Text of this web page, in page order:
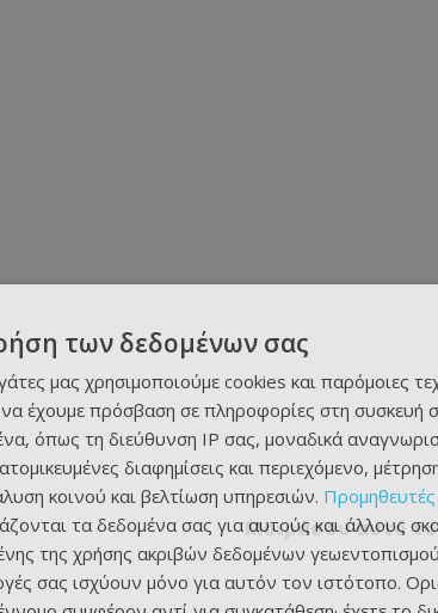
Μοιράσου αυτό το
των δεδομένων σας
μας χρησιμοποιούμε cookies και παρόμοιες
έχουμε πρόσβαση σε πληροφορίες στη συσκευή
όπως τη διεύθυνση IP σας, μοναδικά
διαφημίσεις και περιεχόμενο,
κοινού και βελτίωση υπηρεσιών.
τα δεδομένα σας για αυτούς και άλλους
της χρήσης ακριβών δεδομένων
σας ισχύουν μόνο για αυτόν τον ιστότοπο.